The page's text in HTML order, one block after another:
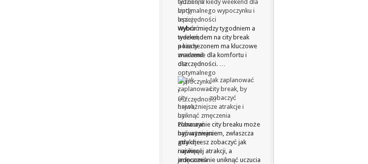
tydzień, a kiedy weekend dla
optymalnego wypoczynku i
oszczędności
Wybór między tygodniem a
weekendem na city break
poza sezonem ma kluczowe
znaczenie dla komfortu i
oszczędności. …
Jak zaplanować
city break, by
zobaczyć
najważniejsze atrakcje i
uniknąć zmęczenia
Planowanie city breaku może
być wyzwaniem, zwłaszcza
gdy chcesz zobaczyć jak
najwięcej atrakcji, a
jednocześnie uniknąć uczucia